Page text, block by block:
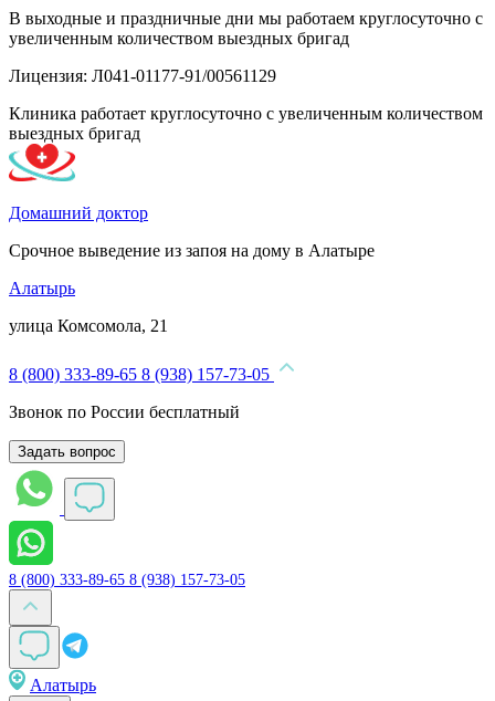
В выходные и праздничные дни мы работаем круглосуточно с
увеличенным количеством выездных бригад
Лицензия: Л041-01177-91/00561129
Клиника работает круглосуточно с увеличенным количеством
выездных бригад
Домашний доктор
Срочное выведение из запоя на дому в Алатыре
Алатырь
улица Комсомола, 21
8 (800) 333-89-65 8 (938) 157-73-05
Звонок по России бесплатный
Задать вопрос
8 (800) 333-89-65 8 (938) 157-73-05
Алатырь